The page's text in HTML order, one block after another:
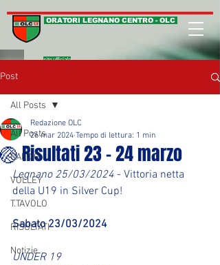
ORATORI LEGNANO CENTRO - OLC
sito ufficiale
Post
All Posts
CALCIO
VOLLEY
T.TAVOLO
RISULTATI
Notizie
All Posts
🏐 Risultati 23 - 24 marzo
Redazione OLC
26 mar 2024 Tempo di lettura: 1 min
Legnano 25/03/2024 - Vittoria netta
della U19 in Silver Cup!
Sabato 23/03/2024
UNDER 19